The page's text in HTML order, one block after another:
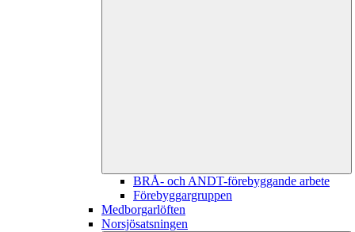
BRÅ- och ANDT-förebyggande arbete
Förebyggargruppen
Medborgarlöften
Norsjösatsningen